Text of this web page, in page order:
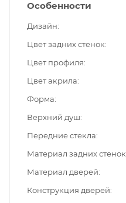
Особенности
Дизайн
Цвет задних стенок
Цвет профиля
Цвет акрила
Форма
Верхний душ
Передние стекла
Материал задних стенок
Материал дверей
Конструкция дверей